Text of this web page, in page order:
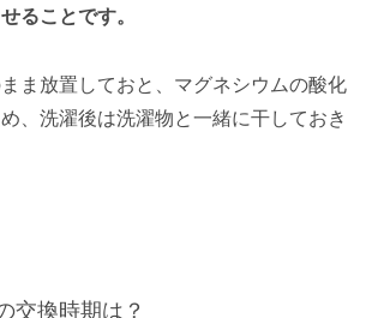
ることです。
ま放置しておと、マグネシウムの酸化
、洗濯後は洗濯物と一緒に干しておき
交換時期は？